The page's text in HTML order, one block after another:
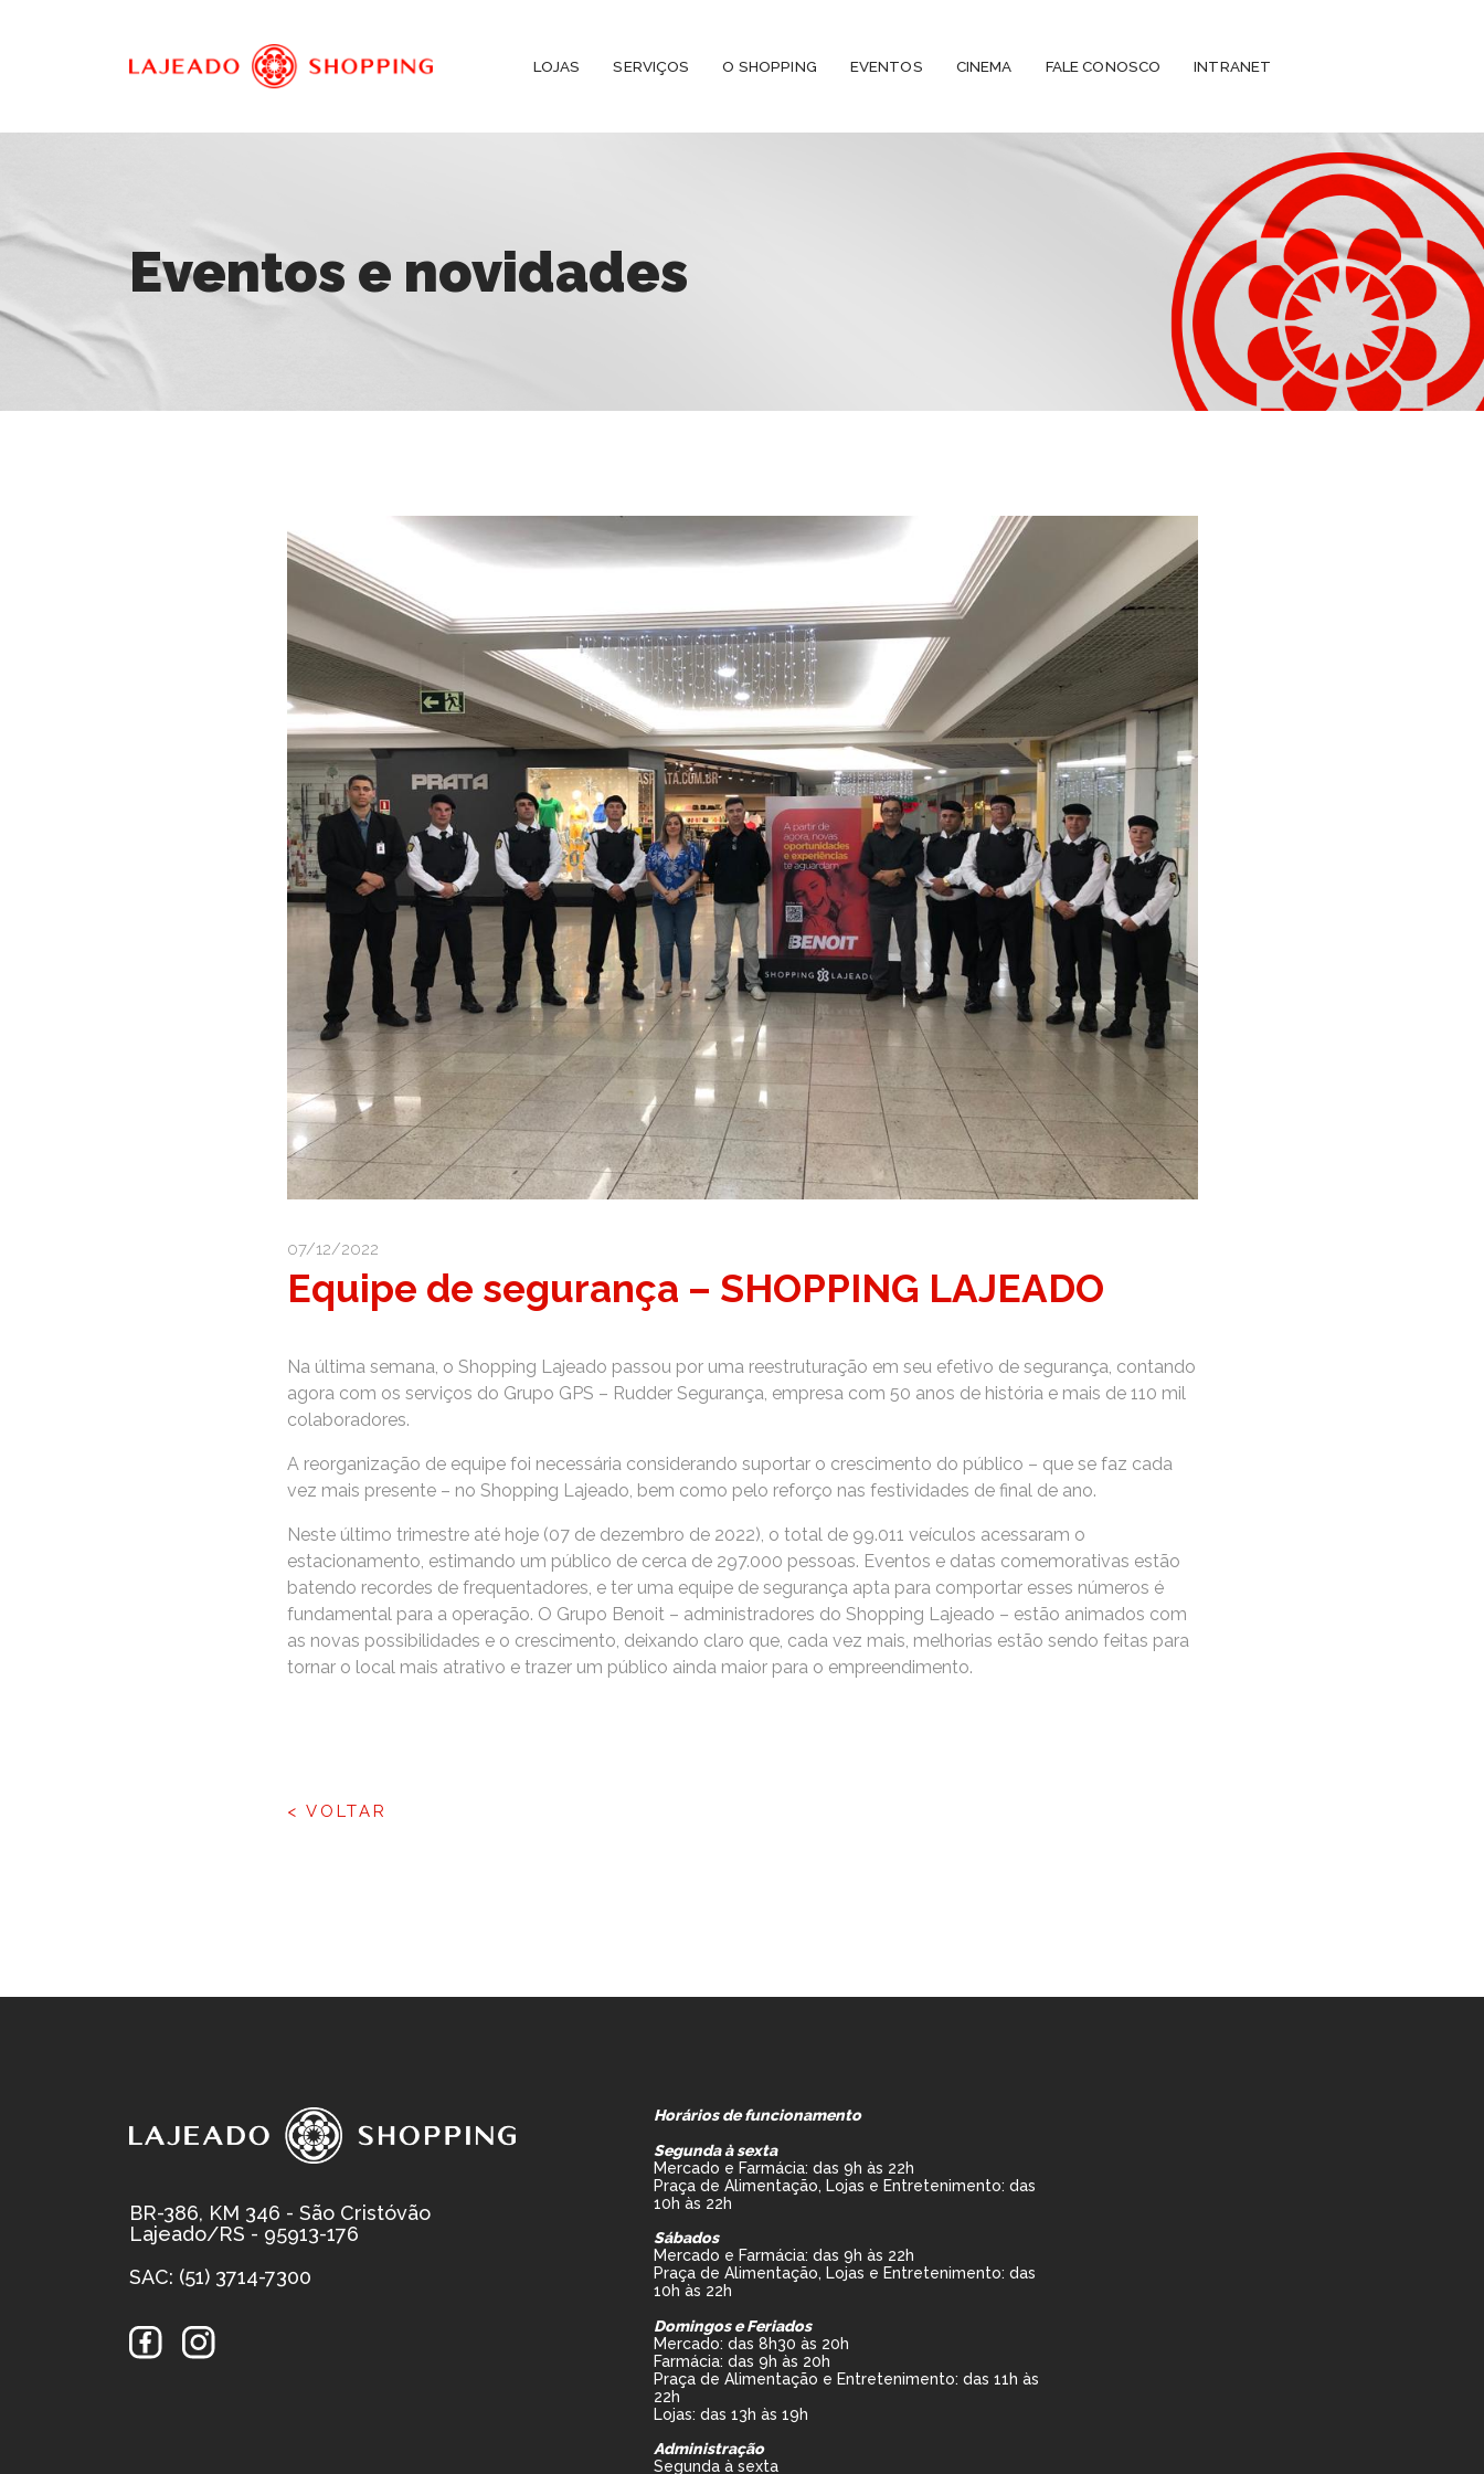
LOJAS SERVIÇOS O SHOPPING EVENTOS CINEMA FALE CONOSCO INTRANET
Eventos e novidades
07/12/2022
Equipe de segurança – SHOPPING LAJEADO
Na última semana, o Shopping Lajeado passou por uma reestruturação em seu efetivo de segurança, contando
agora com os serviços do Grupo GPS – Rudder Segurança, empresa com 50 anos de história e mais de 110 mil
colaboradores.
A reorganização de equipe foi necessária considerando suportar o crescimento do público – que se faz cada
vez mais presente – no Shopping Lajeado, bem como pelo reforço nas festividades de final de ano.
Neste último trimestre até hoje (07 de dezembro de 2022), o total de 99.011 veículos acessaram o
estacionamento, estimando um público de cerca de 297.000 pessoas. Eventos e datas comemorativas estão
batendo recordes de frequentadores, e ter uma equipe de segurança apta para comportar esses números é
fundamental para a operação. O Grupo Benoit – administradores do Shopping Lajeado – estão animados com
as novas possibilidades e o crescimento, deixando claro que, cada vez mais, melhorias estão sendo feitas para
tornar o local mais atrativo e trazer um público ainda maior para o empreendimento.
< VOLTAR
BR-386, KM 346 - São Cristóvão
Lajeado/RS - 95913-176
SAC: (51) 3714-7300
Horários de funcionamento
Segunda à sexta
Mercado e Farmácia: das 9h às 22h
Praça de Alimentação, Lojas e Entretenimento: das
10h às 22h
Sábados
Mercado e Farmácia: das 9h às 22h
Praça de Alimentação, Lojas e Entretenimento: das
10h às 22h
Domingos e Feriados
Mercado: das 8h30 às 20h
Farmácia: das 9h às 20h
Praça de Alimentação e Entretenimento: das 11h às
22h
Lojas: das 13h às 19h
Administração
Segunda à sexta